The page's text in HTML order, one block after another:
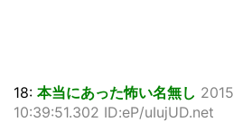
18: 本当にあった怖い名無し
10:39:51.302 ID:eP/uIujUD.net